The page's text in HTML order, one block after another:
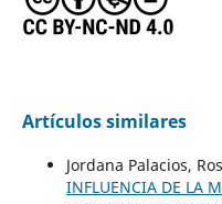
Artículos similares
Jordana Palacios,
INFLUENCIA DE LA